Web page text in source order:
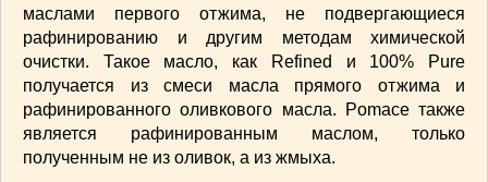
ПЕЧЕМ ВМЕСТЕ(257)
Блинчики(13)
Печенье
(22)
Пироги(139)
Пирожные (13)
маслами первого отжима, не подвергающиеся
рафинированию и другим методам химической
очистки. Такое масло, как Refined и 100% Pure
получается из смеси масла прямого отжима и
рафинированного оливкового масла. Pomace также
является рафинированным маслом, только
полученным не из оливок, а из жмыха.